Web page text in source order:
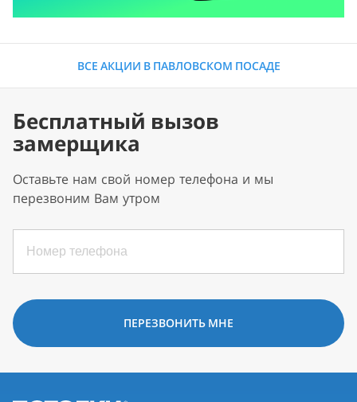
ВСЕ АКЦИИ В ПАВЛОВСКОМ ПОСАДЕ
Бесплатный вызов
замерщика
Оставьте нам свой номер телефона и мы
перезвоним Вам утром
ПЕРЕЗВОНИТЬ МНЕ